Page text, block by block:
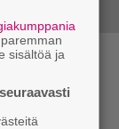
sisältöä ja